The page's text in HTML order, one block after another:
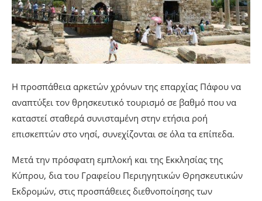
Η προσπάθεια αρκετών χρόνων της επαρχίας Πάφου να
αναπτύξει τον θρησκευτικό τουρισμό σε βαθμό που να
καταστεί σταθερά συνισταμένη στην ετήσια ροή
επισκεπτών στο νησί, συνεχίζονται σε όλα τα επίπεδα.
Μετά την πρόσφατη εμπλοκή και της Εκκλησίας της
Κύπρου, δια του Γραφείου Περιηγητικών Θρησκευτικών
Εκδρομών, στις προσπάθειες διεθνοποίησης των